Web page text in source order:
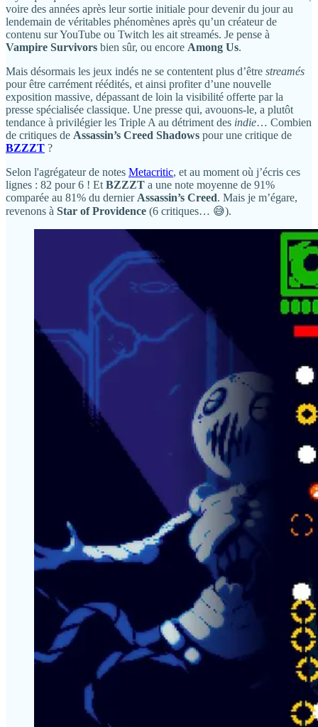
voire des années après leur sortie initiale pour devenir du jour au
lendemain de véritables phénomènes après qu’un créateur de
contenu sur YouTube ou Twitch les ait streamés. Je pense à
Vampire Survivors bien sûr, ou encore Among Us.
Mais désormais les jeux indés ne se contentent plus d’être streamés
pour être carrément réédités, et ainsi profiter d’une nouvelle
exposition massive, dépassant de loin la visibilité offerte par la
presse spécialisée classique. Une presse qui, avouons-le, a plutôt
tendance à privilégier les Triple A au détriment des indie… Combien
de critiques de Assassin’s Creed Shadows pour une critique de
BZZZT ?
Selon l'agrégateur de notes Metacritic, et au moment où j’écris ces
lignes : 82 pour 6 ! Et BZZZT a une note moyenne de 91%
comparée au 81% du dernier Assassin’s Creed. Mais je m’égare,
revenons à Star of Providence (6 critiques… 😅).